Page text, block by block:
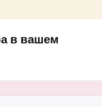
в вашем